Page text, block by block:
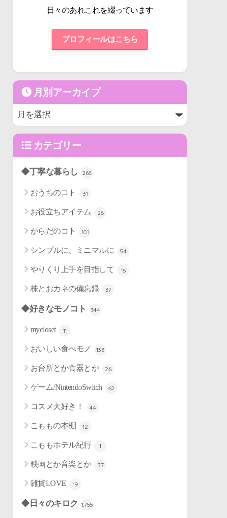
日々のあれこれを綴っています
プロフィールはこちら
月別アーカイブ
カテゴリー
◆丁寧な暮らし 265
おうちのコト 31
お役立ちアイテム 26
からだのコト 101
シンプルに、ミニマルに 54
やりくり上手を目指して 16
株とおカネの備忘録 37
◆好きなモノコト 344
mycloset 11
おいしい食べモノ 133
お台所とか食器とか 26
ゲーム/NintendoSwitch 62
コスメ大好き！ 44
こももの本棚 12
こももホテル紀行 1
映画とか音楽とか 37
雑貨LOVE 19
◆日々のキロク 1,755